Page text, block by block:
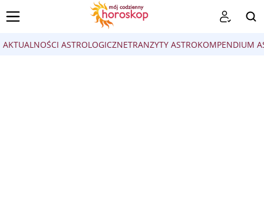
AKTUALNOŚCI ASTROLOGICZNETRANZYTY ASTROKOMPENDIUM